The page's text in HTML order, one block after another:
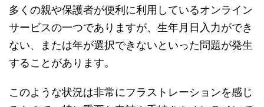
多くの親や保護者が便利に利用しているオンライン
サービスの一つでありますが、生年月日入力ができ
ない、または年が選択できないといった問題が発生
することがあります。
このような状況は非常にフラストレーションを感じ